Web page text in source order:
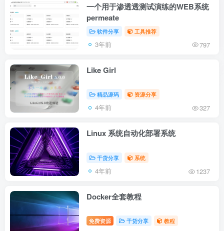
一个用于渗透透测试演练的WEB系统
permeate
软件分享 工具推荐
3年前 797
Like Girl
精品源码 资源分享
4年前 327
Linux 系统自动化部署系统
干货分享 系统
4年前 1237
Docker全套教程
免费资源 干货分享 教程